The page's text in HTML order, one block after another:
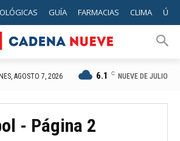
GUÍA FARMACIAS CLIMA
AGOSTO 7, 2026 6.1 C NUEVE DE JULIO
- Página 2